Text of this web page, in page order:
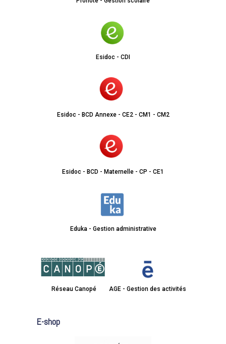
Esidoc - CDI
Esidoc - BCD Annexe - CE2 - CM1 - CM2
Esidoc - BCD - Maternelle - CP - CE1
Eduka - Gestion administrative
Réseau Canopé AGE - Gestion des activités
E-shop